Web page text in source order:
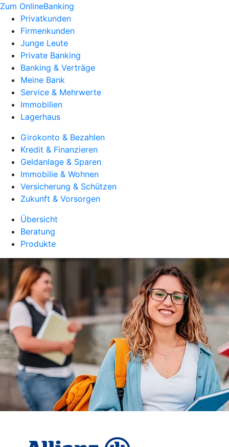
Zum OnlineBanking
Privatkunden
Firmenkunden
Junge Leute
Private Banking
Banking & Verträge
Meine Bank
Service & Mehrwerte
Immobilien
Lagerhaus
Girokonto & Bezahlen
Kredit & Finanzieren
Geldanlage & Sparen
Immobilie & Wohnen
Versicherung & Schützen
Zukunft & Vorsorgen
Übersicht
Beratung
Produkte